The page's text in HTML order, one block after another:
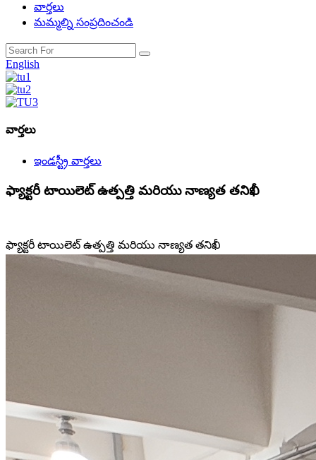
వార్తలు
మమ్మల్ని సంప్రదించండి
English
వార్తలు
ఇండస్ట్రీ వార్తలు
ఫ్యాక్టరీ టాయిలెట్ ఉత్పత్తి మరియు నాణ్యత తనిఖీ
ఫ్యాక్టరీ టాయిలెట్ ఉత్పత్తి మరియు నాణ్యత తనిఖీ